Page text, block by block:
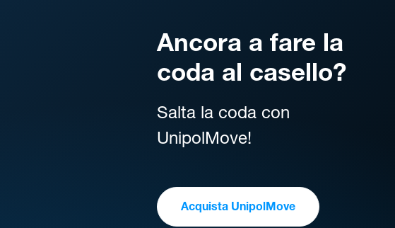
Ancora a fare la
coda al casello?
Salta la coda con
UnipolMove!
Acquista UnipolMove